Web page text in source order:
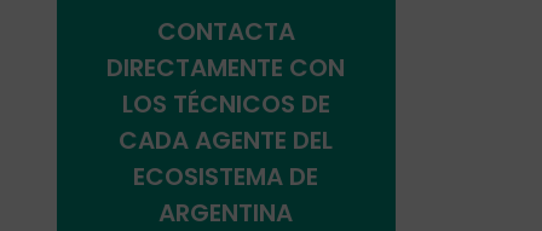
CONTACTA
DIRECTAMENTE CON
LOS TÉCNICOS DE
CADA AGENTE DEL
ECOSISTEMA DE
ARGENTINA
Técnicos